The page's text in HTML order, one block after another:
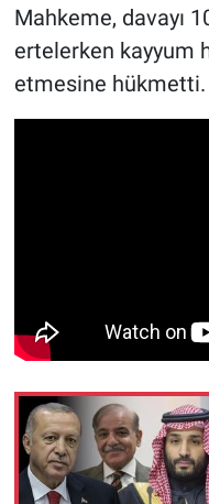
Mahkeme, davayı
ertelerken kayyum
etmesine hükmetti.